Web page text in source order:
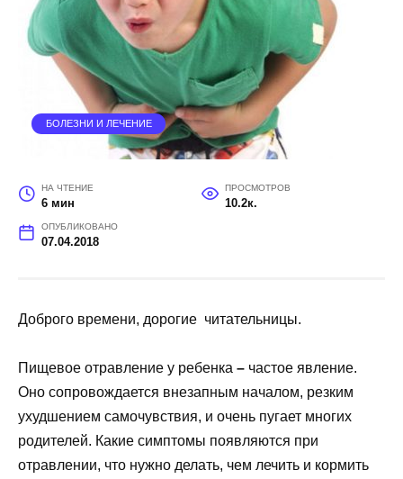
БОЛЕЗНИ И ЛЕЧЕНИЕ
НА ЧТЕНИЕ
6 мин
ПРОСМОТРОВ
10.2к.
ОПУБЛИКОВАНО
07.04.2018
Доброго времени, дорогие читательницы.
Пищевое отравление у ребенка – частое явление.
Оно сопровождается внезапным началом, резким
ухудшением самочувствия, и очень пугает многих
родителей. Какие симптомы появляются при
отравлении, что нужно делать, чем лечить и кормить